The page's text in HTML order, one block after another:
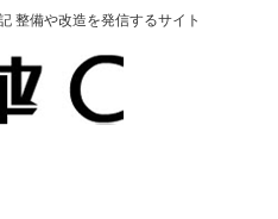
整備や改造を発信するサイト